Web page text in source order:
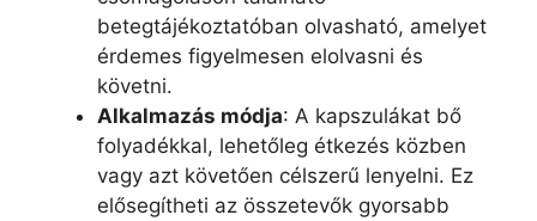
betegtájékoztatóban olvasható, amelyet
érdemes figyelmesen elolvasni és
követni.
Alkalmazás módja: A kapszulákat bő
folyadékkal, lehetőleg étkezés közben
vagy azt követően célszerű lenyelni. Ez
elősegítheti az összetevők gyorsabb